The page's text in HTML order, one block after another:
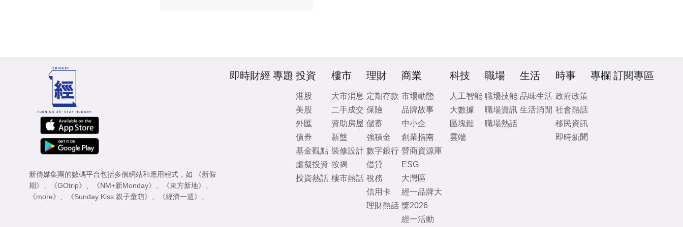
新傳媒集團的數碼平台包括多個網站和應用程式，如
《新假
期》
《GOtrip》 《NM+新Monday》 《東方新地》
《more》
《Sunday Kiss 親子童萌》 《經濟一週》 。
即時財經 專題 投資
港股
美股
外匯
債券
基金觀點
虛擬投資
投資熱話
樓市
大市消息
二手成交
資助房屋
新盤
裝修設計
按揭
樓市熱話
理財
定期存款
保險
儲蓄
強積金
數字銀行
借貸
稅務
信用卡
理財熱話
商業
市場動態
品牌故事
中小企
創業指南
營商資源庫
ESG
大灣區
經一品牌大
獎2026
經一活動
科技
人工智能
大數據
區塊鏈
雲端
職場
職場技能
職場資訊
職場熱話
生活
品味生活
生活消閒
時事
政府政策
社會熱話
移民資訊
即時新聞
專欄 訂閱專區